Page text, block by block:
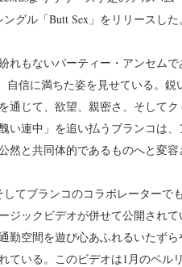
グル「Butt Sex」をリリースした。
もないパーティー・アンセムで
信に満ちた姿を見せている。鋭
通じて、欲望、親密さ、そして
い連中」を追い払うブランコは
と共同体的であるものへと変容
てブランコのコラボレーターで
ックビデオが併せて公開されて
勤空間を遊び心あふれるいたず
ている。このビデオは1月のベル